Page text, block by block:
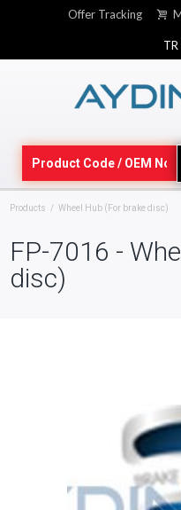
Offer Tracking
TR
Products Wheel Hub (For brake disc)
FP-7016 -
disc)